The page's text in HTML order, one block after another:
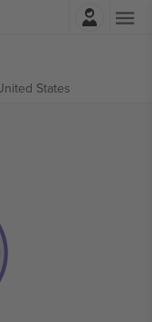
States